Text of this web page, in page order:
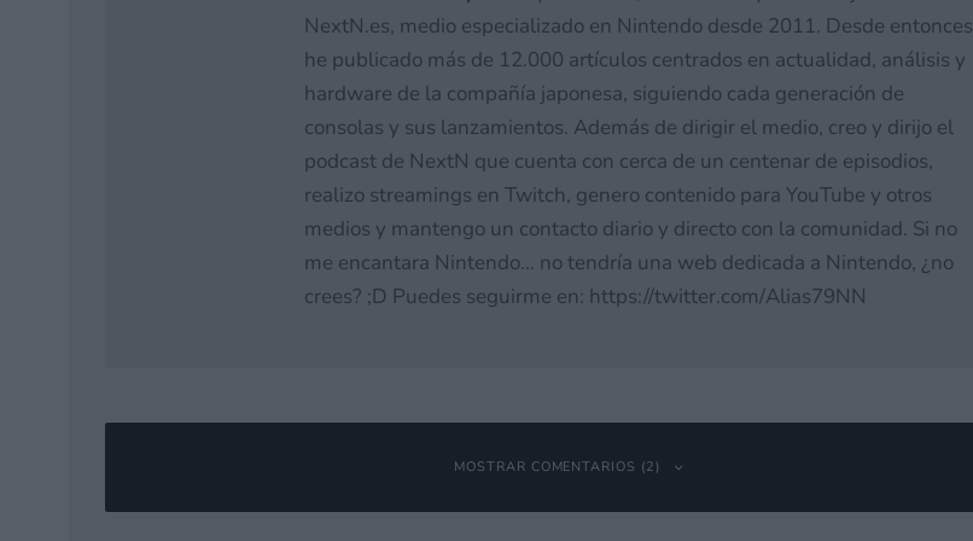
NextN.es, medio especializado en Nintendo desde 2011. Desde entonces
he publicado más de 12.000 artículos centrados en actualidad, análisis y
hardware de la compañía japonesa, siguiendo cada generación de
consolas y sus lanzamientos. Además de dirigir el medio, creo y dirijo el
podcast de NextN que cuenta con cerca de un centenar de episodios,
realizo streamings en Twitch, genero contenido para YouTube y otros
medios y mantengo un contacto diario y directo con la comunidad. Si no
me encantara Nintendo… no tendría una web dedicada a Nintendo, ¿no
crees? ;D Puedes seguirme en: https://twitter.com/Alias79NN
MOSTRAR COMENTARIOS (2)